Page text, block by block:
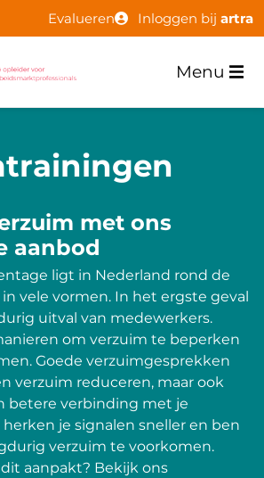
Evalueren Inloggen bij artra
Menu
met ons
aanbod
ligt in Nederland rond de
in vele vormen. In het ergste geval
uitval van medewerkers.
om verzuim te beperken
Goede verzuimgesprekken
verzuim reduceren, maar ook
betere verbinding met je
je signalen sneller en ben
verzuim te voorkomen.
aanpakt? Bekijk ons